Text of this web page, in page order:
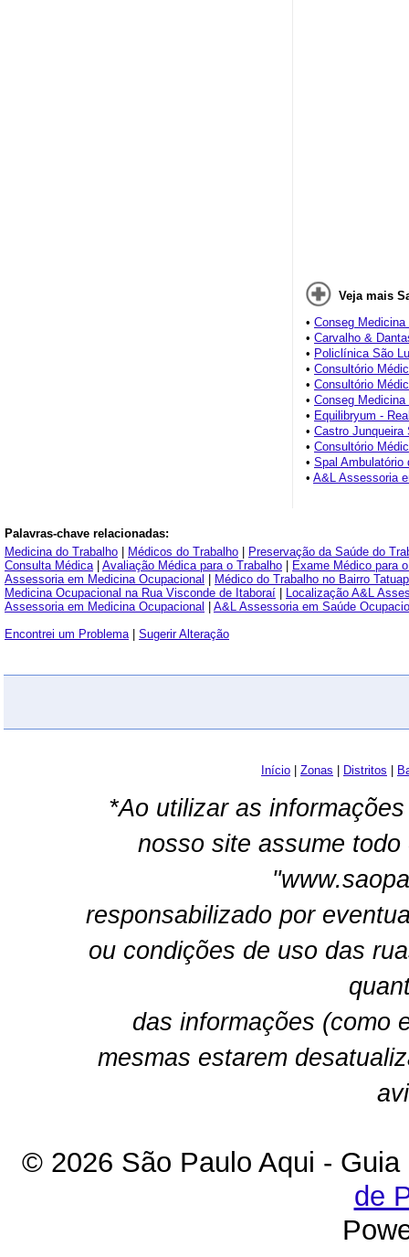
Veja mais
• Conseg
• Carvalho &
• Policlínica São
• Consultório
• Consultório
• Conseg
• Equilibryum -
• Castro
• Consultório
• Spal Ambulatório
• A&L Assessoria
Palavras-chave relacionadas:
Medicina do Trabalho
Médicos do Trabalho
Preservação da Saúde do
Consulta Médica| Avaliação Médica para o Trabalho
Exame Médico para
Assessoria em Medicina Ocupacional
Médico do Trabalho no Bairro
Medicina Ocupacional na Rua Visconde de Itaboraí
Localização A&L
Assessoria em Medicina Ocupacional
A&L Assessoria em Saúde
Encontrei um Problema| Sugerir Alteração
Início Zonas Distritos
*Ao utilizar as
nosso site assume
responsabilizado por
ou condições de uso das
das informações (como
mesmas estarem
© 2026 São Paulo Aqui -
de